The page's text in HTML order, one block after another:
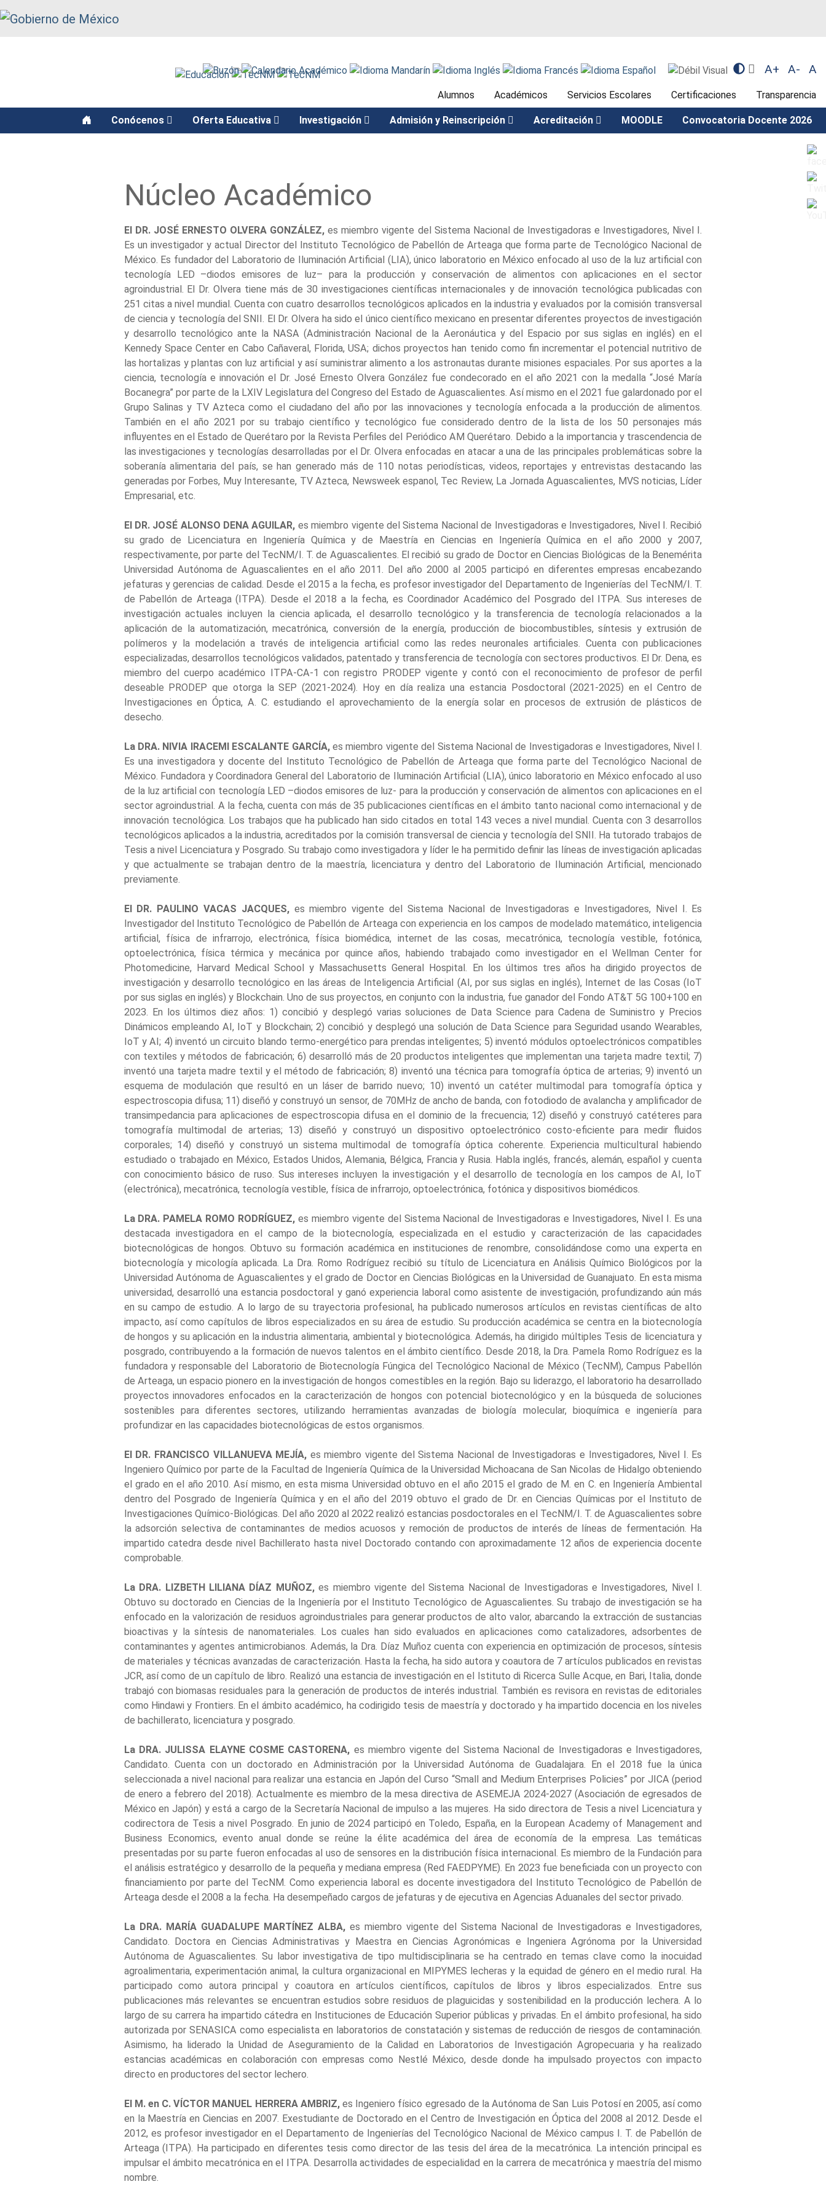
function recarga() { window.location.reload(); }
A+ A- A
Alumnos Académicos Servicios Escolares Certificaciones Transparencia
Conócenos Oferta Educativa Investigación Admisión y Reinscripción Acreditación MOODLE Convocatoria Docente 2026
Núcleo Académico
El DR. JOSÉ ERNESTO OLVERA GONZÁLEZ,es miembro vigente del Sistema Nacional de Investigadoras e Investigadores, Nivel I.
Es un investigador y actual Director del Instituto Tecnológico de Pabellón de Arteaga que forma parte de Tecnológico Nacional de
México. Es fundador del Laboratorio de Iluminación Artificial (LIA), único laboratorio en México enfocado al uso de la luz artificial con
tecnología LED –diodos emisores de luz– para la producción y conservación de alimentos con aplicaciones en el sector
agroindustrial. El Dr. Olvera tiene más de 30 investigaciones científicas internacionales y de innovación tecnológica publicadas con
251 citas a nivel mundial. Cuenta con cuatro desarrollos tecnológicos aplicados en la industria y evaluados por la comisión transversal
de ciencia y tecnología del SNII. El Dr. Olvera ha sido el único científico mexicano en presentar diferentes proyectos de investigación
y desarrollo tecnológico ante la NASA (Administración Nacional de la Aeronáutica y del Espacio por sus siglas en inglés) en el
Kennedy Space Center en Cabo Cañaveral, Florida, USA; dichos proyectos han tenido como fin incrementar el potencial nutritivo de
las hortalizas y plantas con luz artificial y así suministrar alimento a los astronautas durante misiones espaciales. Por sus aportes a la
ciencia, tecnología e innovación el Dr. José Ernesto Olvera González fue condecorado en el año 2021 con la medalla “José María
Bocanegra” por parte de la LXIV Legislatura del Congreso del Estado de Aguascalientes. Así mismo en el 2021 fue galardonado por el
Grupo Salinas y TV Azteca como el ciudadano del año por las innovaciones y tecnología enfocada a la producción de alimentos.
También en el año 2021 por su trabajo científico y tecnológico fue considerado dentro de la lista de los 50 personajes más
influyentes en el Estado de Querétaro por la Revista Perfiles del Periódico AM Querétaro. Debido a la importancia y trascendencia de
las investigaciones y tecnologías desarrolladas por el Dr. Olvera enfocadas en atacar a una de las principales problemáticas sobre la
soberanía alimentaria del país, se han generado más de 110 notas periodísticas, videos, reportajes y entrevistas destacando las
generadas por Forbes, Muy Interesante, TV Azteca, Newsweek espanol, Tec Review, La Jornada Aguascalientes, MVS noticias, Líder
Empresarial, etc.
El DR. JOSÉ ALONSO DENA AGUILAR, es miembro vigente del Sistema Nacional de Investigadoras e Investigadores, Nivel I. Recibió
su grado de Licenciatura en Ingeniería Química y de Maestría en Ciencias en Ingeniería Química en el año 2000 y 2007,
respectivamente, por parte del TecNM/I. T. de Aguascalientes. El recibió su grado de Doctor en Ciencias Biológicas de la Benemérita
Universidad Autónoma de Aguascalientes en el año 2011. Del año 2000 al 2005 participó en diferentes empresas encabezando
jefaturas y gerencias de calidad. Desde el 2015 a la fecha, es profesor investigador del Departamento de Ingenierías del TecNM/I. T.
de Pabellón de Arteaga (ITPA). Desde el 2018 a la fecha, es Coordinador Académico del Posgrado del ITPA. Sus intereses de
investigación actuales incluyen la ciencia aplicada, el desarrollo tecnológico y la transferencia de tecnología relacionados a la
aplicación de la automatización, mecatrónica, conversión de la energía, producción de biocombustibles, síntesis y extrusión de
polímeros y la modelación a través de inteligencia artificial como las redes neuronales artificiales. Cuenta con publicaciones
especializadas, desarrollos tecnológicos validados, patentado y transferencia de tecnología con sectores productivos. El Dr. Dena, es
miembro del cuerpo académico ITPA-CA-1 con registro PRODEP vigente y contó con el reconocimiento de profesor de perfil
deseable PRODEP que otorga la SEP (2021-2024). Hoy en día realiza una estancia Posdoctoral (2021-2025) en el Centro de
Investigaciones en Óptica, A. C. estudiando el aprovechamiento de la energía solar en procesos de extrusión de plásticos de
desecho.
La DRA. NIVIA IRACEMI ESCALANTE GARCÍA, es miembro vigente del Sistema Nacional de Investigadoras e Investigadores, Nivel I.
Es una investigadora y docente del Instituto Tecnológico de Pabellón de Arteaga que forma parte del Tecnológico Nacional de
México. Fundadora y Coordinadora General del Laboratorio de Iluminación Artificial (LIA), único laboratorio en México enfocado al uso
de la luz artificial con tecnología LED –diodos emisores de luz- para la producción y conservación de alimentos con aplicaciones en el
sector agroindustrial. A la fecha, cuenta con más de 35 publicaciones científicas en el ámbito tanto nacional como internacional y de
innovación tecnológica. Los trabajos que ha publicado han sido citados en total 143 veces a nivel mundial. Cuenta con 3 desarrollos
tecnológicos aplicados a la industria, acreditados por la comisión transversal de ciencia y tecnología del SNII. Ha tutorado trabajos de
Tesis a nivel Licenciatura y Posgrado. Su trabajo como investigadora y líder le ha permitido definir las líneas de investigación aplicadas
y que actualmente se trabajan dentro de la maestría, licenciatura y dentro del Laboratorio de Iluminación Artificial, mencionado
previamente.
El DR. PAULINO VACAS JACQUES, es miembro vigente del Sistema Nacional de Investigadoras e Investigadores, Nivel I. Es
Investigador del Instituto Tecnológico de Pabellón de Arteaga con experiencia en los campos de modelado matemático, inteligencia
artificial, física de infrarrojo, electrónica, física biomédica, internet de las cosas, mecatrónica, tecnología vestible, fotónica,
optoelectrónica, física térmica y mecánica por quince años, habiendo trabajado como investigador en el Wellman Center for
Photomedicine, Harvard Medical School y Massachusetts General Hospital. En los últimos tres años ha dirigido proyectos de
investigación y desarrollo tecnológico en las áreas de Inteligencia Artificial (AI, por sus siglas en inglés), Internet de las Cosas (IoT
por sus siglas en inglés) y Blockchain. Uno de sus proyectos, en conjunto con la industria, fue ganador del Fondo AT&T 5G 100+100 en
2023. En los últimos diez años: 1) concibió y desplegó varias soluciones de Data Science para Cadena de Suministro y Precios
Dinámicos empleando AI, IoT y Blockchain; 2) concibió y desplegó una solución de Data Science para Seguridad usando Wearables,
IoT y AI; 4) inventó un circuito blando termo-energético para prendas inteligentes; 5) inventó módulos optoelectrónicos compatibles
con textiles y métodos de fabricación; 6) desarrolló más de 20 productos inteligentes que implementan una tarjeta madre textil; 7)
inventó una tarjeta madre textil y el método de fabricación; 8) inventó una técnica para tomografía óptica de arterias; 9) inventó un
esquema de modulación que resultó en un láser de barrido nuevo; 10) inventó un catéter multimodal para tomografía óptica y
espectroscopia difusa; 11) diseñó y construyó un sensor, de 70MHz de ancho de banda, con fotodiodo de avalancha y amplificador de
transimpedancia para aplicaciones de espectroscopia difusa en el dominio de la frecuencia; 12) diseñó y construyó catéteres para
tomografía multimodal de arterias; 13) diseñó y construyó un dispositivo optoelectrónico costo-eficiente para medir fluidos
corporales; 14) diseñó y construyó un sistema multimodal de tomografía óptica coherente. Experiencia multicultural habiendo
estudiado o trabajado en México, Estados Unidos, Alemania, Bélgica, Francia y Rusia. Habla inglés, francés, alemán, español y cuenta
con conocimiento básico de ruso. Sus intereses incluyen la investigación y el desarrollo de tecnología en los campos de AI, IoT
(electrónica), mecatrónica, tecnología vestible, física de infrarrojo, optoelectrónica, fotónica y dispositivos biomédicos.
La DRA. PAMELA ROMO RODRÍGUEZ, es miembro vigente del Sistema Nacional de Investigadoras e Investigadores, Nivel I. Es una
destacada investigadora en el campo de la biotecnología, especializada en el estudio y caracterización de las capacidades
biotecnológicas de hongos. Obtuvo su formación académica en instituciones de renombre, consolidándose como una experta en
biotecnología y micología aplicada. La Dra. Romo Rodríguez recibió su título de Licenciatura en Análisis Químico Biológicos por la
Universidad Autónoma de Aguascalientes y el grado de Doctor en Ciencias Biológicas en la Universidad de Guanajuato. En esta misma
universidad, desarrolló una estancia posdoctoral y ganó experiencia laboral como asistente de investigación, profundizando aún más
en su campo de estudio. A lo largo de su trayectoria profesional, ha publicado numerosos artículos en revistas científicas de alto
impacto, así como capítulos de libros especializados en su área de estudio. Su producción académica se centra en la biotecnología
de hongos y su aplicación en la industria alimentaria, ambiental y biotecnológica. Además, ha dirigido múltiples Tesis de licenciatura y
posgrado, contribuyendo a la formación de nuevos talentos en el ámbito científico. Desde 2018, la Dra. Pamela Romo Rodríguez es la
fundadora y responsable del Laboratorio de Biotecnología Fúngica del Tecnológico Nacional de México (TecNM), Campus Pabellón
de Arteaga, un espacio pionero en la investigación de hongos comestibles en la región. Bajo su liderazgo, el laboratorio ha desarrollado
proyectos innovadores enfocados en la caracterización de hongos con potencial biotecnológico y en la búsqueda de soluciones
sostenibles para diferentes sectores, utilizando herramientas avanzadas de biología molecular, bioquímica e ingeniería para
profundizar en las capacidades biotecnológicas de estos organismos.
El DR. FRANCISCO VILLANUEVA MEJÍA, es miembro vigente del Sistema Nacional de Investigadoras e Investigadores, Nivel I. Es
Ingeniero Químico por parte de la Facultad de Ingeniería Química de la Universidad Michoacana de San Nicolas de Hidalgo obteniendo
el grado en el año 2010. Así mismo, en esta misma Universidad obtuvo en el año 2015 el grado de M. en C. en Ingeniería Ambiental
dentro del Posgrado de Ingeniería Química y en el año del 2019 obtuvo el grado de Dr. en Ciencias Químicas por el Instituto de
Investigaciones Químico-Biológicas. Del año 2020 al 2022 realizó estancias posdoctorales en el TecNM/I. T. de Aguascalientes sobre
la adsorción selectiva de contaminantes de medios acuosos y remoción de productos de interés de líneas de fermentación. Ha
impartido catedra desde nivel Bachillerato hasta nivel Doctorado contando con aproximadamente 12 años de experiencia docente
comprobable.
La DRA. LIZBETH LILIANA DÍAZ MUÑOZ,es miembro vigente del Sistema Nacional de Investigadoras e Investigadores, Nivel I.
Obtuvo su doctorado en Ciencias de la Ingeniería por el Instituto Tecnológico de Aguascalientes. Su trabajo de investigación se ha
enfocado en la valorización de residuos agroindustriales para generar productos de alto valor, abarcando la extracción de sustancias
bioactivas y la síntesis de nanomateriales. Los cuales han sido evaluados en aplicaciones como catalizadores, adsorbentes de
contaminantes y agentes antimicrobianos. Además, la Dra. Díaz Muñoz cuenta con experiencia en optimización de procesos, síntesis
de materiales y técnicas avanzadas de caracterización. Hasta la fecha, ha sido autora y coautora de 7 artículos publicados en revistas
JCR, así como de un capítulo de libro. Realizó una estancia de investigación en el Istituto di Ricerca Sulle Acque, en Bari, Italia, donde
trabajó con biomasas residuales para la generación de productos de interés industrial. También es revisora en revistas de editoriales
como Hindawi y Frontiers. En el ámbito académico, ha codirigido tesis de maestría y doctorado y ha impartido docencia en los niveles
de bachillerato, licenciatura y posgrado.
La DRA. JULISSA ELAYNE COSME CASTORENA, es miembro vigente del Sistema Nacional de Investigadoras e Investigadores,
Candidato. Cuenta con un doctorado en Administración por la Universidad Autónoma de Guadalajara. En el 2018 fue la única
seleccionada a nivel nacional para realizar una estancia en Japón del Curso “Small and Medium Enterprises Policies” por JICA (period
de enero a febrero del 2018). Actualmente es miembro de la mesa directiva de ASEMEJA 2024-2027 (Asociación de egresados de
México en Japón) y está a cargo de la Secretaría Nacional de impulso a las mujeres. Ha sido directora de Tesis a nivel Licenciatura y
codirectora de Tesis a nivel Posgrado. En junio de 2024 participó en Toledo, España, en la European Academy of Management and
Business Economics, evento anual donde se reúne la élite académica del área de economía de la empresa. Las temáticas
presentadas por su parte fueron enfocadas al uso de sensores en la distribución física internacional. Es miembro de la Fundación para
el análisis estratégico y desarrollo de la pequeña y mediana empresa (Red FAEDPYME). En 2023 fue beneficiada con un proyecto con
financiamiento por parte del TecNM. Como experiencia laboral es docente investigadora del Instituto Tecnológico de Pabellón de
Arteaga desde el 2008 a la fecha. Ha desempeñado cargos de jefaturas y de ejecutiva en Agencias Aduanales del sector privado.
La DRA. MARÍA GUADALUPE MARTÍNEZ ALBA, es miembro vigente del Sistema Nacional de Investigadoras e Investigadores,
Candidato. Doctora en Ciencias Administrativas y Maestra en Ciencias Agronómicas e Ingeniera Agrónoma por la Universidad
Autónoma de Aguascalientes. Su labor investigativa de tipo multidisciplinaria se ha centrado en temas clave como la inocuidad
agroalimentaria, experimentación animal, la cultura organizacional en MIPYMES lecheras y la equidad de género en el medio rural. Ha
participado como autora principal y coautora en artículos científicos, capítulos de libros y libros especializados. Entre sus
publicaciones más relevantes se encuentran estudios sobre residuos de plaguicidas y sostenibilidad en la producción lechera. A lo
largo de su carrera ha impartido cátedra en Instituciones de Educación Superior públicas y privadas. En el ámbito profesional, ha sido
autorizada por SENASICA como especialista en laboratorios de constatación y sistemas de reducción de riesgos de contaminación.
Asimismo, ha liderado la Unidad de Aseguramiento de la Calidad en Laboratorios de Investigación Agropecuaria y ha realizado
estancias académicas en colaboración con empresas como Nestlé México, desde donde ha impulsado proyectos con impacto
directo en productores del sector lechero.
El M. en C. VÍCTOR MANUEL HERRERA AMBRIZ, es Ingeniero físico egresado de la Autónoma de San Luis Potosí en 2005, así como
en la Maestría en Ciencias en 2007. Exestudiante de Doctorado en el Centro de Investigación en Óptica del 2008 al 2012. Desde el
2012, es profesor investigador en el Departamento de Ingenierías del Tecnológico Nacional de México campus I. T. de Pabellón de
Arteaga (ITPA). Ha participado en diferentes tesis como director de las tesis del área de la mecatrónica. La intención principal es
impulsar el ámbito mecatrónica en el ITPA. Desarrolla actividades de especialidad en la carrera de mecatrónica y maestría del mismo
nombre.